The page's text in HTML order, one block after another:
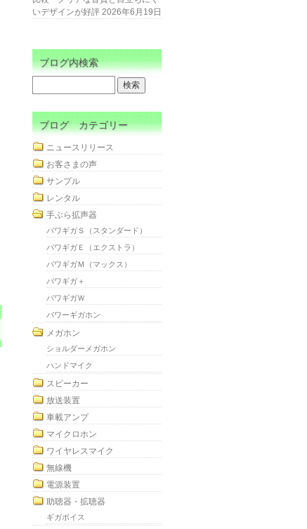
いデザインが好評 2026年6月19日
ブログ内検索
ブログ カテゴリー
ニュースリリース
お客さまの声
サンプル
レンタル
手ぶら拡声器
パワギガＳ（スタンダード）
パワギガＥ（エクストラ）
パワギガＭ（マックス）
パワギガ＋
パワギガＷ
パワーギガホン
メガホン
ショルダーメガホン
ハンドマイク
スピーカー
放送装置
車載アンプ
マイクロホン
ワイヤレスマイク
無線機
電源装置
助聴器・拡聴器
ギガボイス